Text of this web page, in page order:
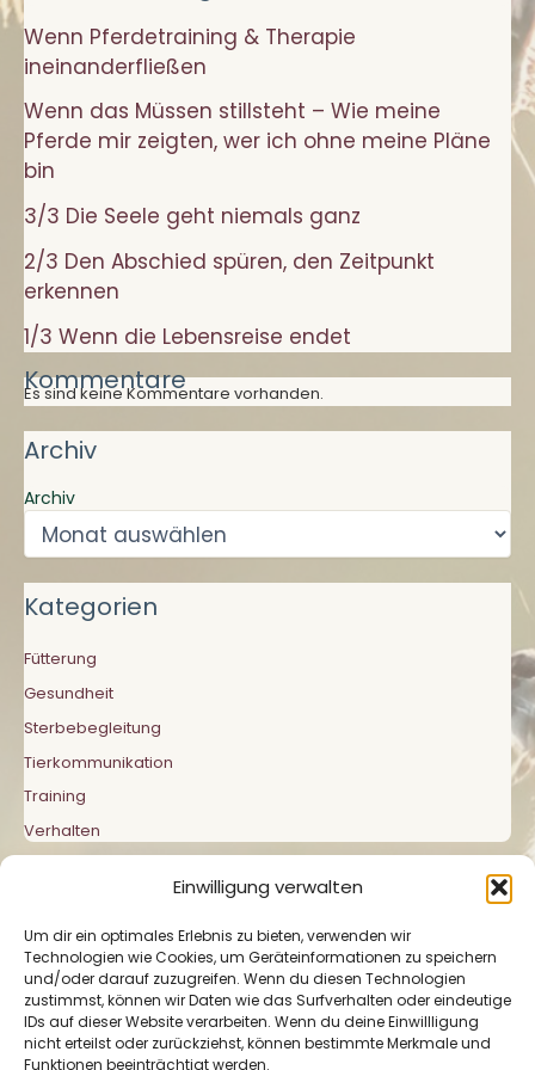
Einwilligung verwalten
Um dir ein optimales Erlebnis zu bieten, verwenden wir
Technologien wie Cookies, um Geräteinformationen zu speichern
und/oder darauf zuzugreifen. Wenn du diesen Technologien
zustimmst, können wir Daten wie das Surfverhalten oder eindeutige
IDs auf dieser Website verarbeiten. Wenn du deine Einwillligung
nicht erteilst oder zurückziehst, können bestimmte Merkmale und
Funktionen beeinträchtigt werden.
Wenn Pferdetraining & Therapie
ineinanderfließen
Wenn das Müssen stillsteht – Wie meine
Pferde mir zeigten, wer ich ohne meine Pläne
bin
3/3 Die Seele geht niemals ganz
2/3 Den Abschied spüren, den Zeitpunkt
erkennen
1/3 Wenn die Lebensreise endet
Kommentare
Es sind keine Kommentare vorhanden.
Archiv
Archiv
Kategorien
Fütterung
Gesundheit
Sterbebegleitung
Tierkommunikation
Training
Verhalten
Impressum|Datenschutzerklärung|Cookie-
Richtlinie